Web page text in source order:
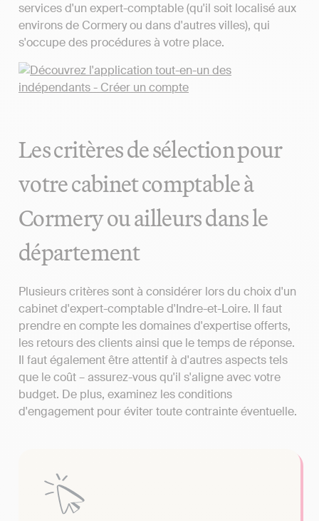
services d'un expert-comptable (qu'il soit localisé aux
environs de Cormery ou dans d'autres villes), qui
s'occupe des procédures à votre place.
Les critères de sélection pour
votre cabinet comptable à
Cormery ou ailleurs dans le
département
Plusieurs critères sont à considérer lors du choix d'un
cabinet d'expert-comptable d'Indre-et-Loire. Il faut
prendre en compte les domaines d'expertise offerts,
les retours des clients ainsi que le temps de réponse.
Il faut également être attentif à d'autres aspects tels
que le coût – assurez-vous qu'il s'aligne avec votre
budget. De plus, examinez les conditions
d'engagement pour éviter toute contrainte éventuelle.